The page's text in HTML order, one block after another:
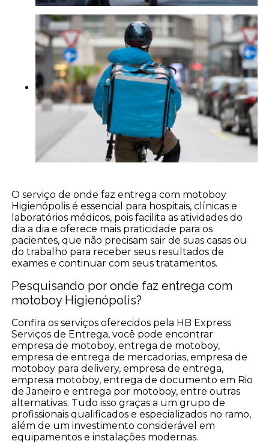
O serviço de onde faz entrega com motoboy
Higienópolis é essencial para hospitais, clínicas e
laboratórios médicos, pois facilita as atividades do
dia a dia e oferece mais praticidade para os
pacientes, que não precisam sair de suas casas ou
do trabalho para receber seus resultados de
exames e continuar com seus tratamentos.
Pesquisando por onde faz entrega com
motoboy Higienópolis?
Confira os serviços oferecidos pela HB Express
Serviços de Entrega, você pode encontrar
empresa de motoboy, entrega de motoboy,
empresa de entrega de mercadorias, empresa de
motoboy para delivery, empresa de entrega,
empresa motoboy, entrega de documento em Rio
de Janeiro e entrega por motoboy, entre outras
alternativas. Tudo isso graças a um grupo de
profissionais qualificados e especializados no ramo,
além de um investimento considerável em
equipamentos e instalações modernas.